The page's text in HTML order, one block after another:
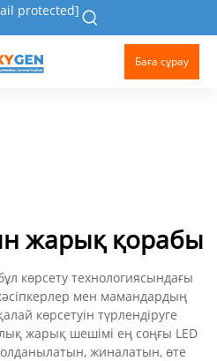
protected]
Баға сұрау
жарық қорабы
көрсету технологиясындағы
кәсіпкерлер мен мамандардың
көрсетуін түрлендіруге
жарық шешімі ең соңғы LED
жиналатын, өте